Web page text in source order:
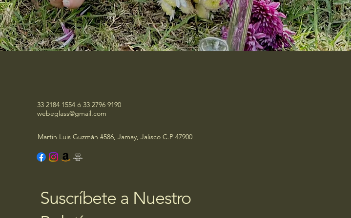
33 2184 1554 ó 33 2796 9190
webeglass@gmail.com
Martin Luis Guzmán #586, Jamay, Jalisco C.P 47900
Suscríbete a Nuestro